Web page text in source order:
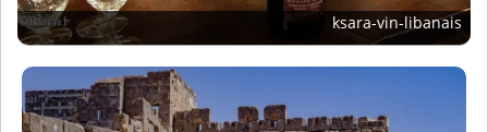
ksara-vin-libanais